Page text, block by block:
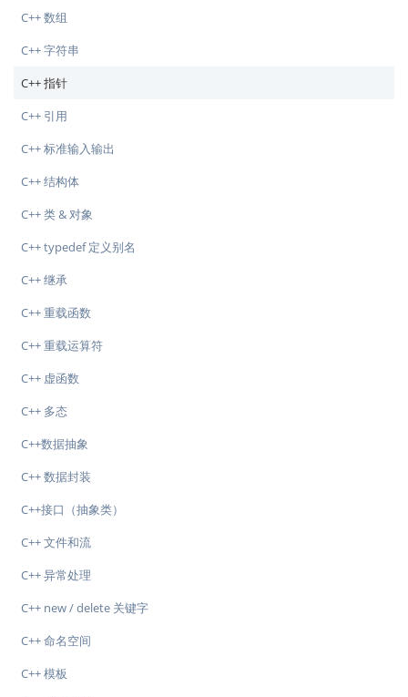
C++ 数组
C++ 字符串
C++ 指针
C++ 引用
C++ 标准输入输出
C++ 结构体
C++ 类 & 对象
C++ typedef 定义别名
C++ 继承
C++ 重载函数
C++ 重载运算符
C++ 虚函数
C++ 多态
C++数据抽象
C++ 数据封装
C++接口（抽象类）
C++ 文件和流
C++ 异常处理
C++ new / delete 关键字
C++ 命名空间
C++ 模板